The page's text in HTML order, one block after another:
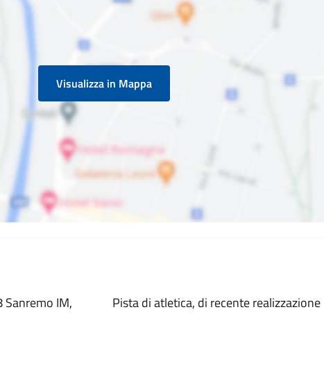
Visualizza in Mappa
Sanremo IM,
Pista di atletica, di recente realizzazione